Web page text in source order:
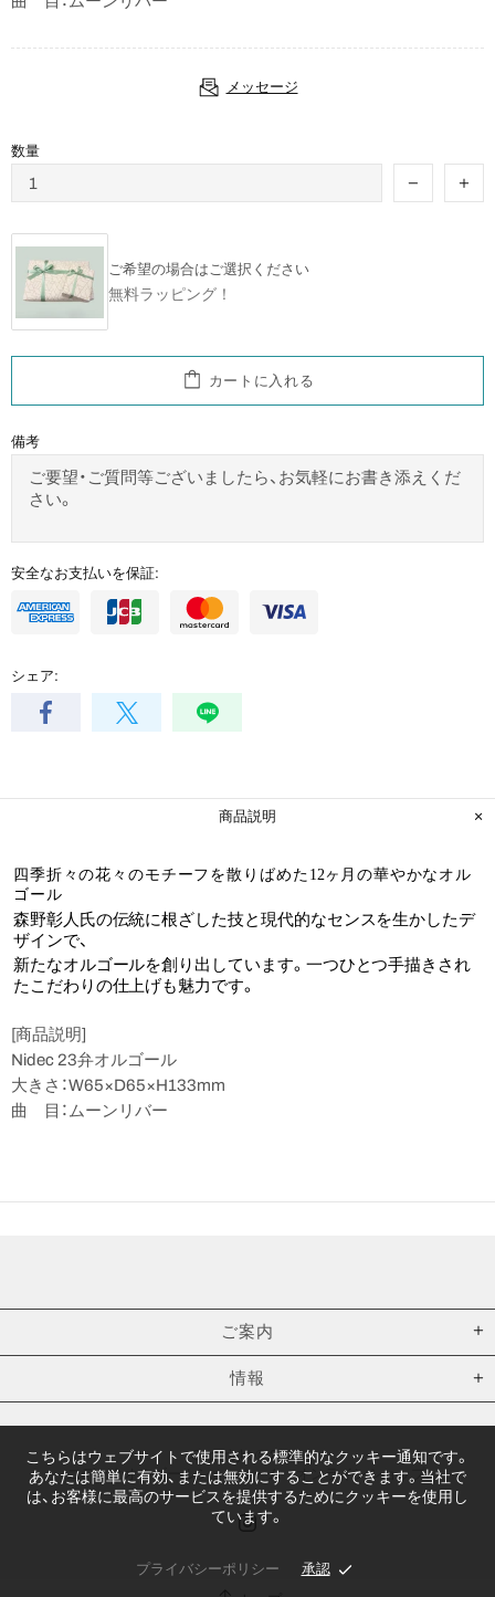
メッセージ
数量
ご希望の場合はご選択ください
無料ラッピング！
カートに入れる
備考
安全なお支払いを保証:
シェア:
商品説明
四季折々の花々のモチーフを散りばめた 12ヶ⽉の華やかなオル
ゴール
森野彰⼈⽒の伝統に根ざした技と現代的なセンスを⽣かしたデ
ザインで、
新たなオルゴールを創り出しています。⼀つひとつ⼿描きされ
たこだわりの仕上げも魅⼒です。
[商品説明]
Nidec 23弁オルゴール
大きさ：W65×D65×H133mm
曲 目：ムーンリバー
ご案内
情報
Copyright © 2026,
ニデックオルゴールショールーム オンラインショップ.
こちらはウェブサイトで使用される標準的なクッキー通知です。
あなたは簡単に有効、または無効にすることができます。当社で
は、お客様に最高のサービスを提供するためにクッキーを使用し
ています。
プライバシーポリシー 承認